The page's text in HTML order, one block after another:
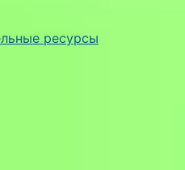
ресурсы